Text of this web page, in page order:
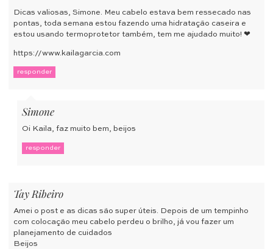
Dicas valiosas, Simone. Meu cabelo estava bem ressecado nas
pontas, toda semana estou fazendo uma hidratação caseira e
estou usando termoprotetor também, tem me ajudado muito! ❤
https://www.kailagarcia.com
responder
Simone
Oi Kaila, faz muito bem, beijos
responder
Tay Ribeiro
Amei o post e as dicas são super úteis. Depois de um tempinho
com colocação meu cabelo perdeu o brilho, já vou fazer um
planejamento de cuidados
Beijos